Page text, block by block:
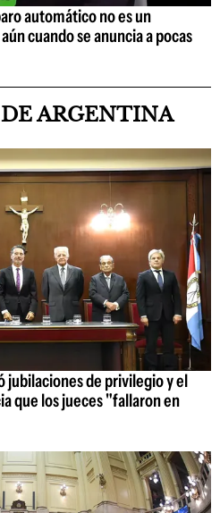
automático no es un
cuando se anuncia a pocas
ARGENTINA
jubilaciones de privilegio y el
que los jueces "fallaron en